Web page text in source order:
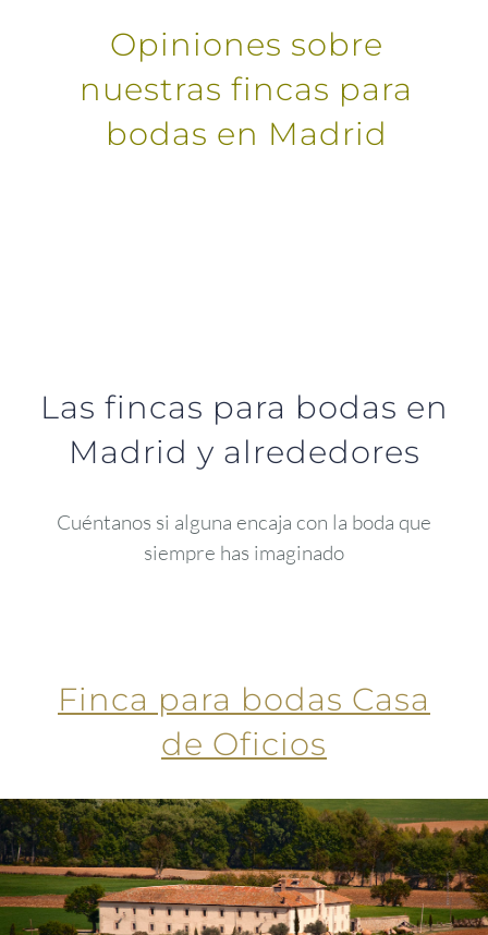
Opiniones sobre
nuestras fincas para
bodas en Madrid
Las fincas para bodas en
Madrid y alrededores
Cuéntanos si alguna encaja con la boda que
siempre has imaginado
Finca para bodas Casa
de Oficios